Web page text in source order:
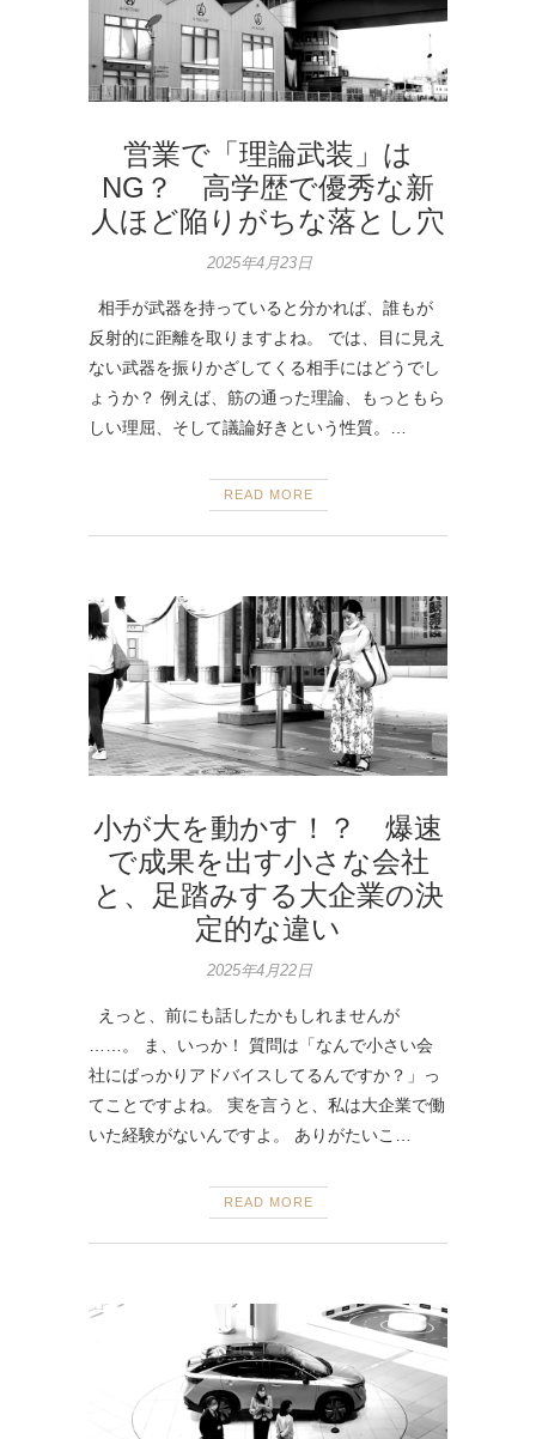
営業で「理論武装」は
NG？ 高学歴で優秀な新
人ほど陥りがちな落とし穴
2025年4月23日
相手が武器を持っていると分かれば、誰もが
反射的に距離を取りますよね。 では、目に見え
ない武器を振りかざしてくる相手にはどうでし
ょうか？ 例えば、筋の通った理論、もっともら
しい理屈、そして議論好きという性質。…
READ MORE
小が大を動かす！？ 爆速
で成果を出す小さな会社
と、足踏みする大企業の決
定的な違い
2025年4月22日
えっと、前にも話したかもしれませんが
……。 ま、いっか！ 質問は「なんで小さい会
社にばっかりアドバイスしてるんですか？」っ
てことですよね。 実を言うと、私は大企業で働
いた経験がないんですよ。 ありがたいこ…
READ MORE